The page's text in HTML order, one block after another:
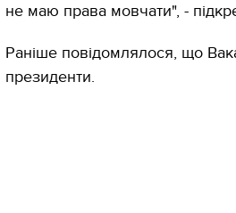
не маю права мовчати", -
Раніше повідомлялося, що
президенти.